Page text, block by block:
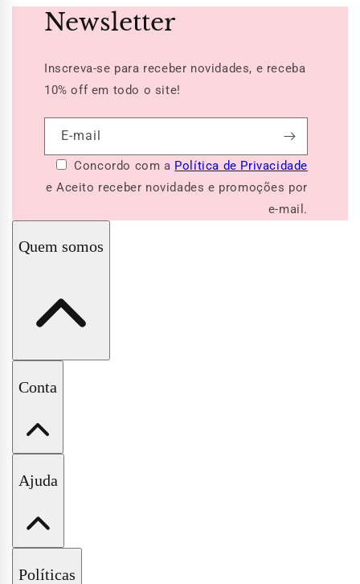
Newsletter
Inscreva-se para receber novidades, e receba
10% offem todo o site!
E-mail
Concordo com a Política de Privacidade
e Aceito receber novidades e promoções por
e-mail.
Quem somos
A Pituchinhus
Conta
Minha Conta
Wishlist
Ajuda
Fale Conosco
Políticas